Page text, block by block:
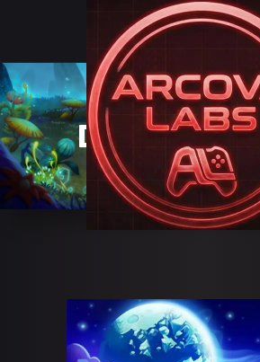
DRAGON